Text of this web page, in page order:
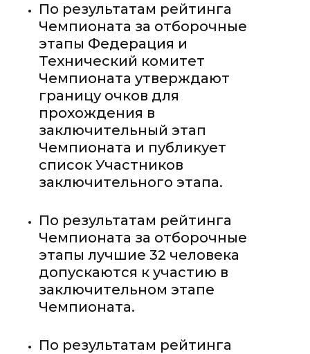
По результатам рейтинга
Чемпионата за отборочные
этапы Федерация и
Технический комитет
Чемпионата утверждают
границу очков для
прохождения в
заключительный этап
Чемпионата и публикует
список Участников
заключительного этапа.
По результатам рейтинга
Чемпионата за отборочные
этапы лучшие 32 человека
допускаются к участию в
заключительном этапе
Чемпионата.
По результатам рейтинга